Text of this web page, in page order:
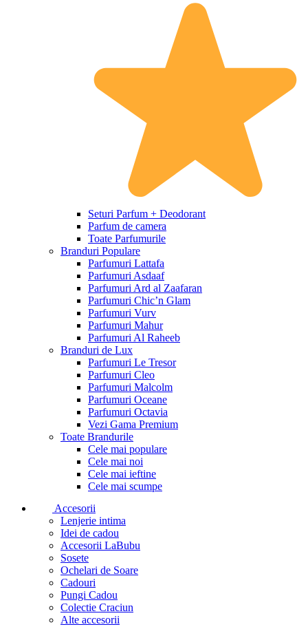
Seturi Parfum + Deodorant
Parfum de camera
Toate Parfumurile
Branduri Populare
Parfumuri Lattafa
Parfumuri Asdaaf
Parfumuri Ard al Zaafaran
Parfumuri Chic’n Glam
Parfumuri Vurv
Parfumuri Mahur
Parfumuri Al Raheeb
Branduri de Lux
Parfumuri Le Tresor
Parfumuri Cleo
Parfumuri Malcolm
Parfumuri Oceane
Parfumuri Octavia
Vezi Gama Premium
Toate Brandurile
Cele mai populare
Cele mai noi
Cele mai ieftine
Cele mai scumpe
Accesorii
Lenjerie intima
Idei de cadou
Accesorii LaBubu
Sosete
Ochelari de Soare
Cadouri
Pungi Cadou
Colectie Craciun
Alte accesorii